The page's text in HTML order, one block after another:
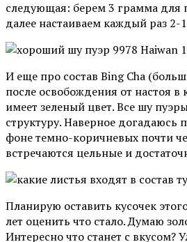
следующая: берем 3 грамма для
далее настаиваем каждый раз
И еще про состав Bing Cha
после освобождения от настоя
имеет зеленый цвет. Все шу
структуру. Наверное
фоне темно-коричневых почти
встречаются цельные и
Планирую оставить кусочек
лет оценить что стало. Думаю
Интересно что станет с